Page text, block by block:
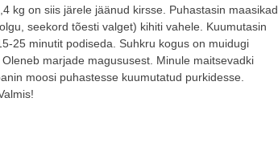
kg on siis järele jäänud kirsse. Puhastasin maasikad
seekord tõesti valget) kihiti vahele. Kuumutasin
25 minutit podiseda. Suhkru kogus on muidugi
marjade magususest. Minule maitsevadki
moosi puhastesse kuumutatud purkidesse.